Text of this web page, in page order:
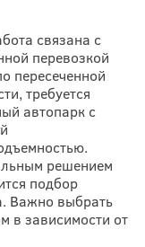
связана с
перевозкой
пересеченной
требуется
автопарк с
решением
подбор
Важно выбрать
в зависимости от